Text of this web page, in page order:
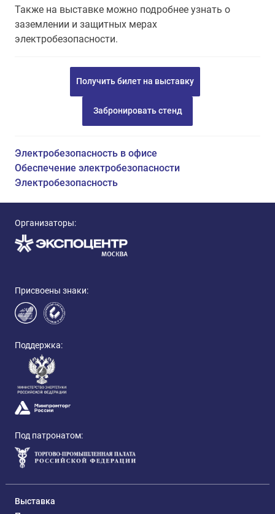
Также на выставке можно подробнее узнать о
заземлении и защитных мерах
электробезопасности.
Получить билет на выставку
Забронировать стенд
Электробезопасность в офисе
Обеспечение электробезопасности
Электробезопасность
Организаторы:
Присвоены знаки:
Поддержка:
Под патронатом:
Выставка